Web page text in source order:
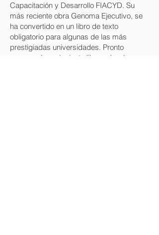
Capacitación y Desarrollo FIACYD. Su
más reciente obra Genoma Ejecutivo, se
ha convertido en un libro de texto
obligatorio para algunas de las más
prestigiadas universidades. Pronto
aparecerá su siguiente libro sobre la